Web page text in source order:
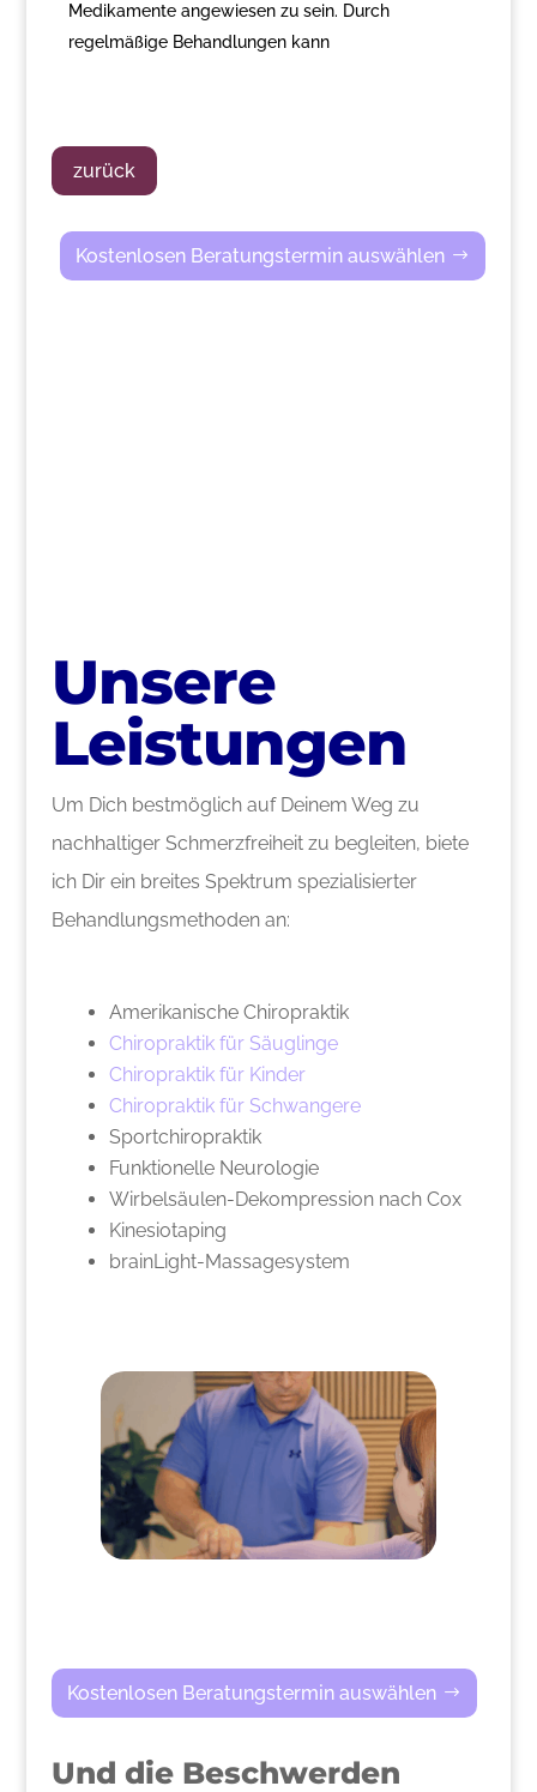
Medikamente angewiesen zu sein. Durch
regelmäßige Behandlungen kann
zurück
Kostenlosen Beratungstermin auswählen
Unsere
Leistungen
Um Dich bestmöglich auf Deinem Weg zu
nachhaltiger Schmerzfreiheit zu begleiten, biete
ich Dir ein breites Spektrum spezialisierter
Behandlungsmethoden an:
Amerikanische Chiropraktik
Chiropraktik für Säuglinge
Chiropraktik für Kinder
Chiropraktik für Schwangere
Sportchiropraktik
Funktionelle Neurologie
Wirbelsäulen-Dekompression nach Cox
Kinesiotaping
brainLight-Massagesystem
Kostenlosen Beratungstermin auswählen
Und die Beschwerden